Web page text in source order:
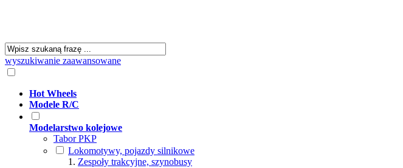
wyszukiwanie zaawansowane
Hot Wheels
Modele R/C
Modelarstwo kolejowe
Tabor PKP
Lokomotywy, pojazdy silnikowe
Zespoły trakcyjne, szynobusy